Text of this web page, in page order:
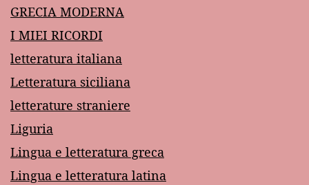
GRECIA MODERNA
I MIEI RICORDI
letteratura italiana
Letteratura siciliana
letterature straniere
Liguria
Lingua e letteratura greca
Lingua e letteratura latina